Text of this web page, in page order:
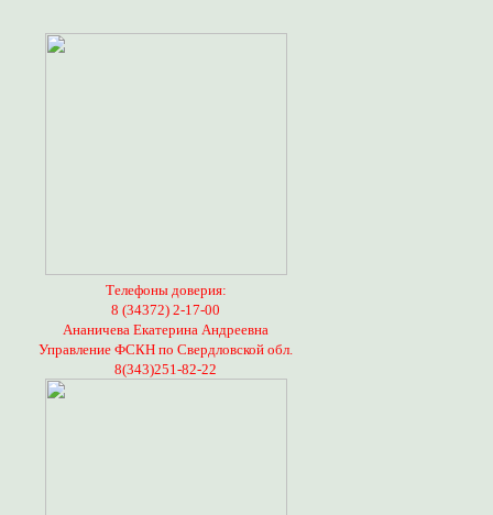
Телефоны доверия:
8 (34372) 2-17-00
Ананичева Екатерина Андреевна
Управление ФСКН по Свердловской обл.
8(343)251-82-22